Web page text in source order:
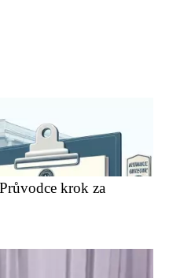
krok za